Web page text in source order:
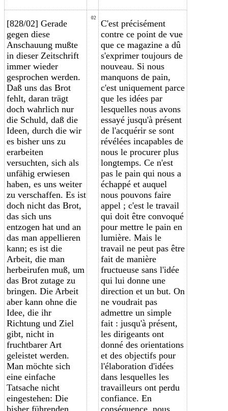
[828/02] Gerade
gegen diese
Anschauung mußte
in dieser Zeitschrift
immer wieder
gesprochen werden.
Daß uns das Brot
fehlt, daran trägt
doch wahrlich nur
die Schuld, daß die
Ideen, durch die wir
es bisher uns zu
erarbeiten
versuchten, sich als
unfähig erwiesen
haben, es uns weiter
zu verschaffen. Es ist
doch nicht das Brot,
das sich uns
entzogen hat und an
das man appellieren
kann; es ist die
Arbeit, die man
herbeirufen muß, um
das Brot zutage zu
bringen. Die Arbeit
aber kann ohne die
Idee, die ihr
Richtung und Ziel
gibt, nicht in
fruchtbarer Art
geleistet werden.
Man möchte sich
eine einfache
Tatsache nicht
eingestehen: Die
bisher führenden
02
C'est précisément
contre ce point de vue
que ce magazine a dû
s'exprimer toujours de
nouveau. Si nous
manquons de pain,
c'est uniquement parce
que les idées par
lesquelles nous avons
essayé jusqu'à présent
de l'acquérir se sont
révélées incapables de
nous le procurer plus
longtemps. Ce n'est
pas le pain qui nous a
échappé et auquel
nous pouvons faire
appel ; c'est le travail
qui doit être convoqué
pour mettre le pain en
lumière. Mais le
travail ne peut pas être
fait de manière
fructueuse sans l'idée
qui lui donne une
direction et un but. On
ne voudrait pas
admettre un simple
fait : jusqu'à présent,
les dirigeants ont
donné des orientations
et des objectifs pour
l'élaboration d'idées
dans lesquelles les
travailleurs ont perdu
confiance. En
conséquence, nous